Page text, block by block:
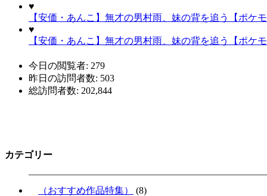
♥
【安価・あんこ】無才の男村雨、妹の背を追う【ポケ
♥
【安価・あんこ】無才の男村雨、妹の背を追う【ポケ
今日の閲覧者: 279
昨日の訪問者数: 503
総訪問者数: 202,844
カテゴリー
（おすすめ作品特集） (8)